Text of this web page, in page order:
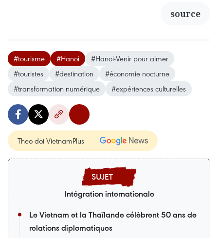
source
#tourisme #Hanoi
#Hanoi-Venir pour aimer
#touristes
#destination
#économie nocturne
#transformation numérique
#expériences culturelles
Theo dõi VietnamPlus
Intégration internationale
Le Vietnam et la Thaïlande célèbrent 50 ans de
relations diplomatiques